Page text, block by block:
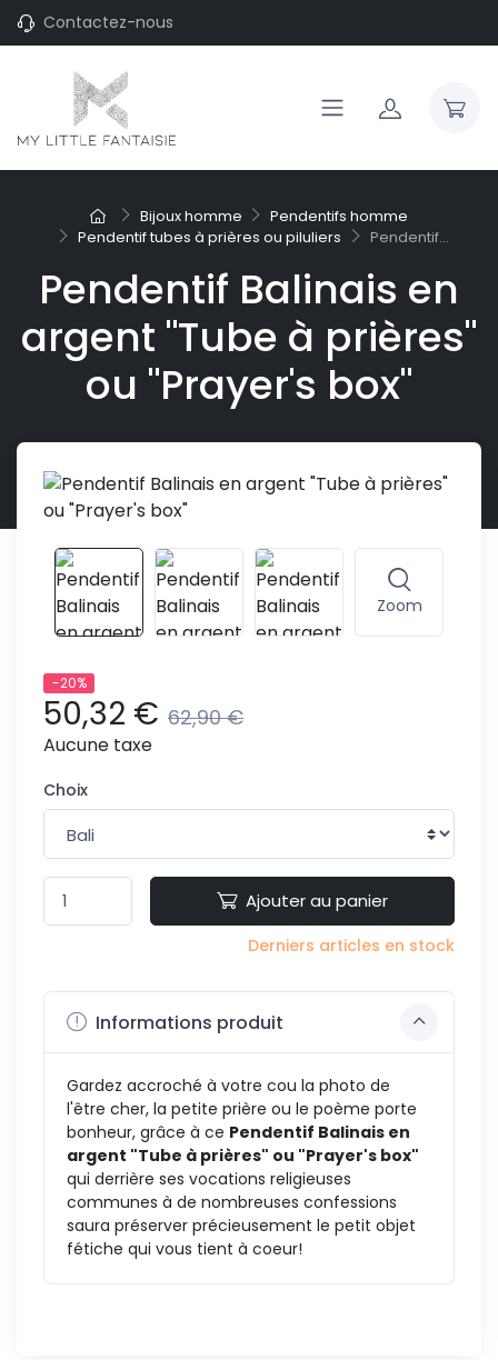
Contactez-nous
Bijoux homme
Pendentifs homme
Pendentif tubes à prières ou piluliers
Pendentif...
Pendentif Balinais en
argent "Tube à prières"
ou "Prayer's box"
Zoom
-20%
50,32 € 62,90 €
Aucune taxe
Choix
Ajouter au panier
Derniers articles en stock
Informations produit
Gardez accroché à votre cou la photo de
l'être cher, la petite prière ou le poème porte
bonheur, grâce à ce Pendentif Balinais en
argent "Tube à prières" ou "Prayer's box"
qui derrière ses vocations religieuses
communes à de nombreuses confessions
saura préserver précieusement le petit objet
fétiche qui vous tient à coeur!